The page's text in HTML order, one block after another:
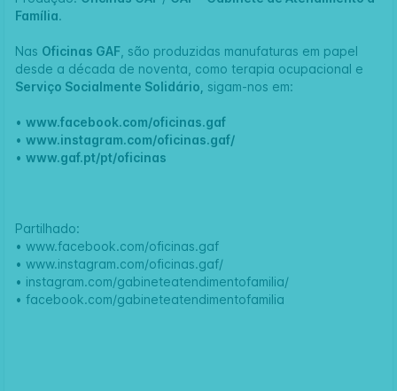
Família.
Nas Oficinas GAF , são produzidas manufaturas em papel
desde a década de noventa, como terapia ocupacional e
Serviço Socialmente Solidário, sigam-nos em:
• www.facebook.com/oficinas.gaf
• www.instagram.com/oficinas.gaf/
• www.gaf.pt/pt/oficinas
Partilhado:
• www.facebook.com/oficinas.gaf
• www.instagram.com/oficinas.gaf/
• instagram.com/gabineteatendimentofamilia/
• facebook.com/gabineteatendimentofamilia